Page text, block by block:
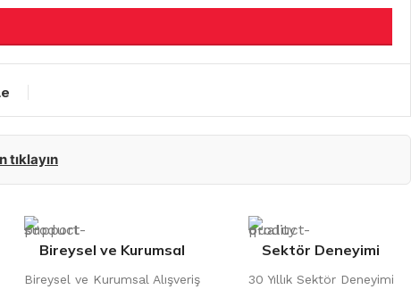
tıklayın
Bireysel ve Kurumsal
Bireysel ve Kurumsal Alışveriş
Sektör Deneyimi
30 Yıllık Sektör Deneyimi